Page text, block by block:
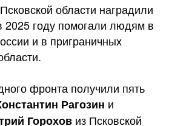
области наградили
2025 году помогали людям в
и в приграничных
фронта получили пять
Рагозин и
Горохов из Псковской